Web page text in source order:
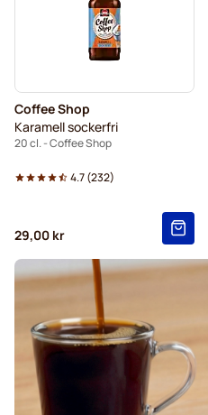
Coffee Shop
Karamell sockerfri
20 cl. - Coffee Shop
4.7(232)
29,00 kr